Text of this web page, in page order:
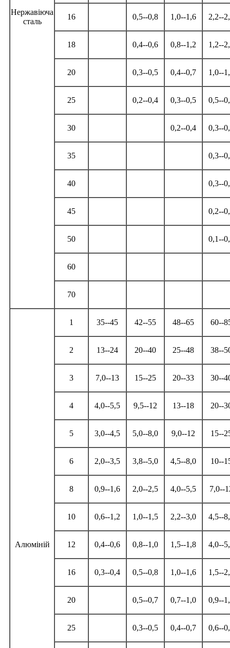
Нержавіюча
сталь
16 0,5--0,8 1,0--1,6 2,2--
18 0,4--0,6 0,8--1,2 1,2--
20 0,3--0,5 0,4--0,7 1,0--
25 0,2--0,4 0,3--0,5 0,5--
30 0,2--0,4 0,3--
35 0,3--
40 0,3--
45 0,2--
50 0,1--
60
70
Алюміній
1 35--45 42--55 48--65 60--
2 13--24 20--40 25--48 38--
3 7,0--13 15--25 20--33 30--
4 4,0--5,5 9,5--12 13--18 20--
5 3,0--4,5 5,0--8,0 9,0--12 15--
6 2,0--3,5 3,8--5,0 4,5--8,0 10--
8 0,9--1,6 2,0--2,5 4,0--5,5 7,0--
10 0,6--1,2 1,0--1,5 2,2--3,0 4,5--
12 0,4--0,6 0,8--1,0 1,5--1,8 4,0--
16 0,3--0,4 0,5--0,8 1,0--1,6 1,5--
20 0,5--0,7 0,7--1,0 0,9--
25 0,3--0,5 0,4--0,7 0,6--